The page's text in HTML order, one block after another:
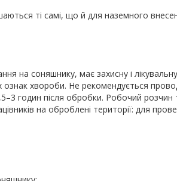
ті самі, що й для наземного
на соняшнику, має захисну і
хвороби. Не рекомендується
годин після обробки. Робочий розчин
на оброблені території: для